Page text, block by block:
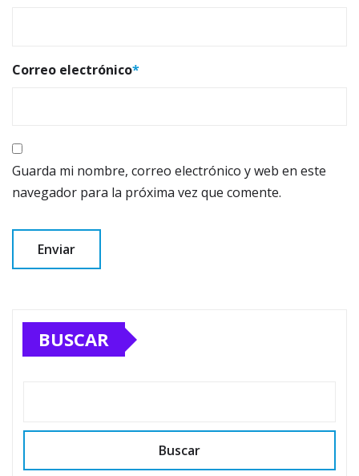
Correo electrónico*
Guarda mi nombre, correo electrónico y web en este
navegador para la próxima vez que comente.
BUSCAR
Buscar